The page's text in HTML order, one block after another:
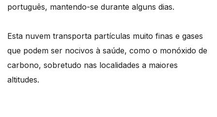
português, mantendo-se durante alguns dias.
Esta nuvem transporta partículas muito finas e gases
que podem ser nocivos à saúde, como o monóxido de
carbono, sobretudo nas localidades a maiores
altitudes.